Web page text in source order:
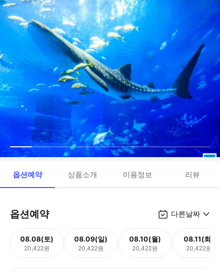
옵션예약 상품소개 이용정보 리뷰
옵션예약 다른날짜
08.08(토)
20,422원
08.09(일)
20,422원
08.10(월)
20,422원
08.11(화)
20,422원